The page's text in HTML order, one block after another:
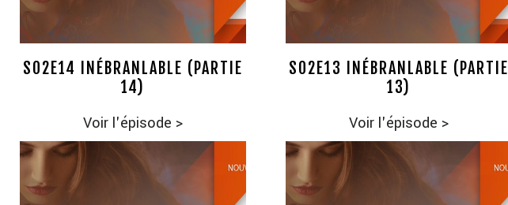
S02E14 INÉBRANLABLE (PARTIE
14)
Voir l'épisode >
S02E13 INÉBRANLABLE (PARTIE
13)
Voir l'épisode >